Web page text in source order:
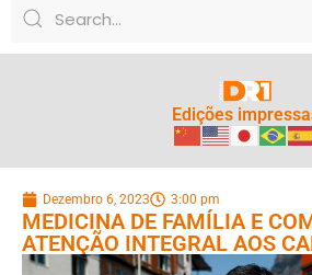
Edições
Dezembro 6, 2023 3:00 pm
MEDICINA DE FAMÍLIA E
ATENÇÃO INTEGRAL AOS